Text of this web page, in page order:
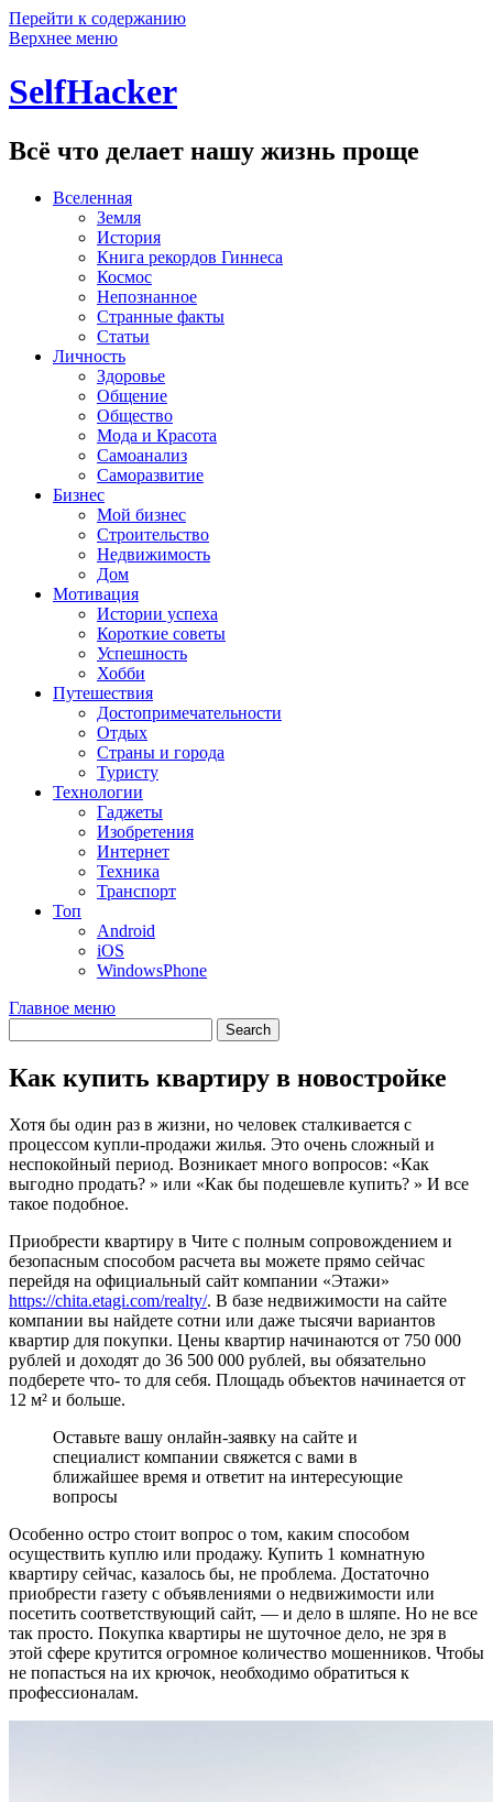
Перейти к содержанию
Верхнее меню
SelfHacker
Всё что делает нашу жизнь проще
Вселенная
Земля
История
Книга рекордов Гиннеса
Космос
Непознанное
Странные факты
Статьи
Личность
Здоровье
Общение
Общество
Мода и Красота
Самоанализ
Саморазвитие
Бизнес
Мой бизнес
Строительство
Недвижимость
Дом
Мотивация
Истории успеха
Короткие советы
Успешность
Хобби
Путешествия
Достопримечательности
Отдых
Страны и города
Туристу
Технологии
Гаджеты
Изобретения
Интернет
Техника
Транспорт
Топ
Android
iOS
WindowsPhone
Главное меню
Как купить квартиру в новостройке
Хотя бы один раз в жизни, но человек сталкивается с
процессом купли-продажи жилья. Это очень сложный и
неспокойный период. Возникает много вопросов: «Как
выгодно продать? » или «Как бы подешевле купить? » И все
такое подобное.
Приобрести квартиру в Чите с полным сопровождением и
безопасным способом расчета вы можете прямо сейчас
перейдя на официальный сайт компании «Этажи»
https://chita.etagi.com/realty/. В базе недвижимости на сайте
компании вы найдете сотни или даже тысячи вариантов
квартир для покупки. Цены квартир начинаются от 750 000
рублей и доходят до 36 500 000 рублей, вы обязательно
подберете что- то для себя. Площадь объектов начинается от
12 м² и больше.
Оставьте вашу онлайн-заявку на сайте и
специалист компании свяжется с вами в
ближайшее время и ответит на интересующие
вопросы
Особенно остро стоит вопрос о том, каким способом
осуществить куплю или продажу. Купить 1 комнатную
квартиру сейчас, казалось бы, не проблема. Достаточно
приобрести газету с объявлениями о недвижимости или
посетить соответствующий сайт, — и дело в шляпе. Но не все
так просто. Покупка квартиры не шуточное дело, не зря в
этой сфере крутится огромное количество мошенников. Чтобы
не попасться на их крючок, необходимо обратиться к
профессионалам.